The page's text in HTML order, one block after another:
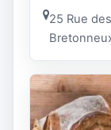
25 Rue